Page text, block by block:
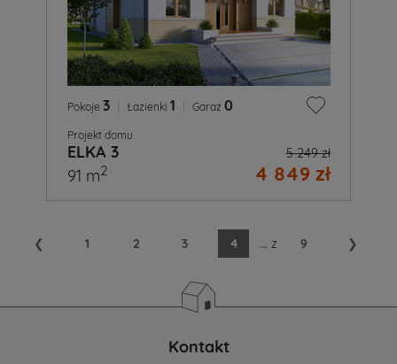
Pokoje 3 Łazienki 1 Garaż 0
Projekt domu
ELKA 3 5 249 zł
4 849 zł
91 m2
❮ 1 2 3 4 ... z 9 ❯
Kontakt